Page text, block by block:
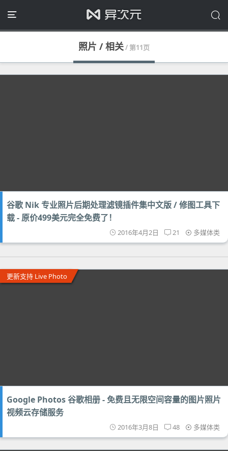
照片 / 相关/ 第11页
谷歌 Nik 专业照片后期处理滤镜插件集中文版 / 修图工具下
载 - 原价499美元完全免费了！
2016年4月2日 21 多媒体类
更新支持 Live Photo
Google Photos 谷歌相册 - 免费且无限空间容量的图片照片
视频云存储服务
2016年3月8日 48 多媒体类